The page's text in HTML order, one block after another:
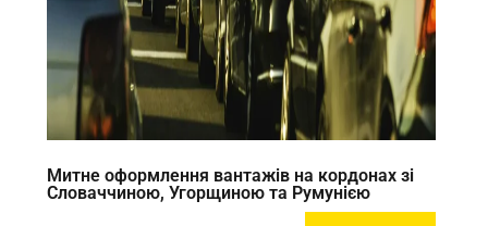
Митне оформлення вантажів на кордонах зі
Словаччиною, Угорщиною та Румунією